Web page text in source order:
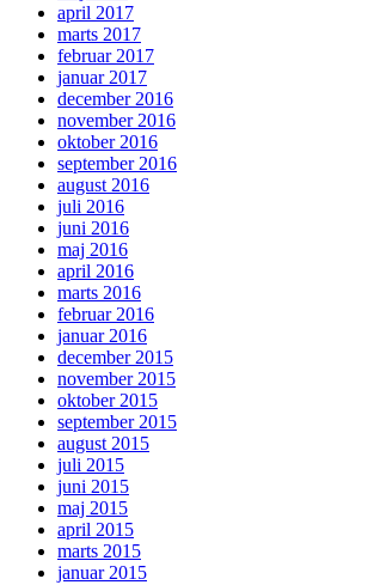
april 2017
marts 2017
februar 2017
januar 2017
december 2016
november 2016
oktober 2016
september 2016
august 2016
juli 2016
juni 2016
maj 2016
april 2016
marts 2016
februar 2016
januar 2016
december 2015
november 2015
oktober 2015
september 2015
august 2015
juli 2015
juni 2015
maj 2015
april 2015
marts 2015
januar 2015